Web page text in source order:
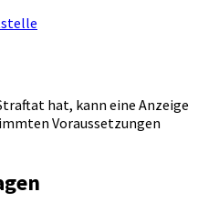
hat, kann eine Anzeige
Voraussetzungen